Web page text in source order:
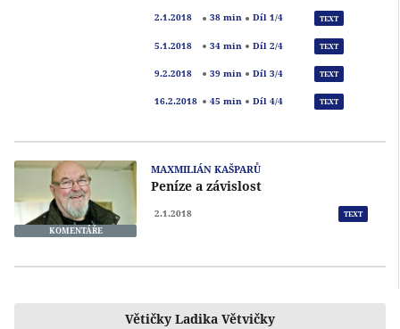
2.1.2018 38 min Díl 1/4 TEXT
5.1.2018 34 min Díl 2/4 TEXT
9.2.2018 39 min Díl 3/4 TEXT
16.2.2018 45 min Díl 4/4 TEXT
KOMENTÁŘE
MAXMILIÁN KAŠPARŮ
Peníze a závislost
2.1.2018 TEXT
Větičky Ladika Větvičky